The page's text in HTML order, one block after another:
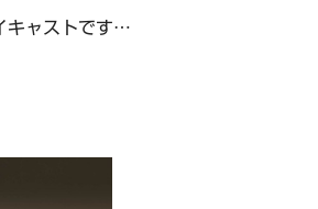
キャストです…